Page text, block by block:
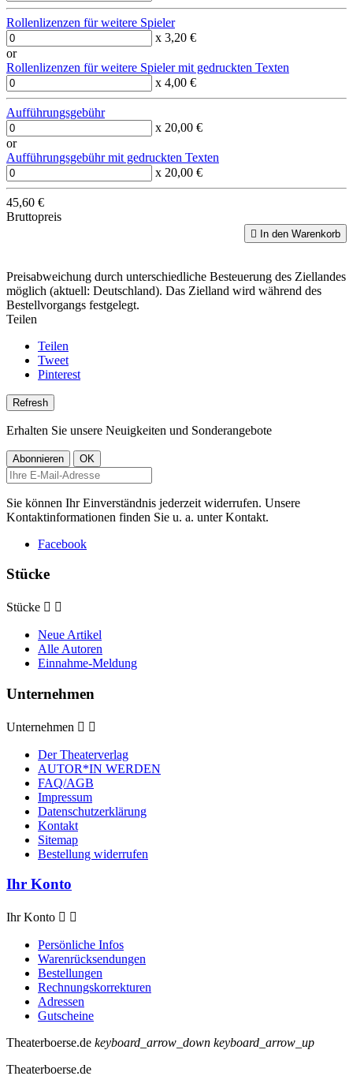
Rollenlizenzen für weitere Spieler
x 3,20 €
or
Rollenlizenzen für weitere Spieler mit gedruckten Texten
x 4,00 €
Aufführungsgebühr
x 20,00 €
or
Aufführungsgebühr mit gedruckten Texten
x 20,00 €
45,60 €
Bruttopreis
 In den Warenkorb
Preisabweichung durch unterschiedliche Besteuerung des Ziellandes
möglich (aktuell: Deutschland). Das Zielland wird während des
Bestellvorgangs festgelegt.
Teilen
Teilen
Tweet
Pinterest
Erhalten Sie unsere Neuigkeiten und Sonderangebote
Sie können Ihr Einverständnis jederzeit widerrufen. Unsere
Kontaktinformationen finden Sie u. a. unter Kontakt.
Facebook
Stücke
Stücke  
Neue Artikel
Alle Autoren
Einnahme-Meldung
Unternehmen
Unternehmen  
Der Theaterverlag
AUTOR*IN WERDEN
FAQ/AGB
Impressum
Datenschutzerklärung
Kontakt
Sitemap
Bestellung widerrufen
Ihr Konto
Ihr Konto  
Persönliche Infos
Warenrücksendungen
Bestellungen
Rechnungskorrekturen
Adressen
Gutscheine
Theaterboerse.de keyboard_arrow_down keyboard_arrow_up
Theaterboerse.de